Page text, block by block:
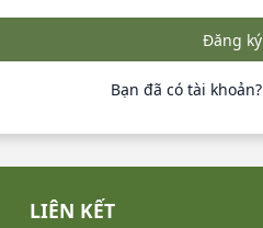
Đăng ký
Bạn đã có tài khoản?
LIÊN KẾT